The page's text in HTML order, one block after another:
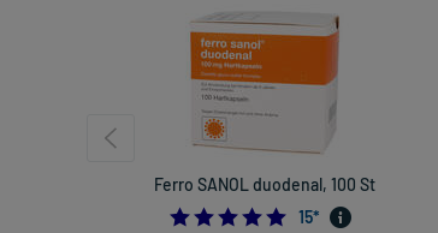
Ferro SANOL duodenal, 100 St
4.733333333333333
15*